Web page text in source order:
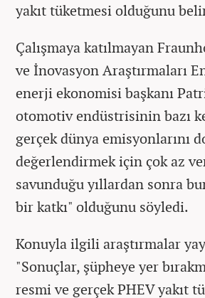
yakıt tüketmesi olduğunu
Çalışmaya katılmayan
ve İnovasyon Araştırmaları
enerji ekonomisi başkanı
otomotiv endüstrisinin bazı
gerçek dünya emisyonlarını
değerlendirmek için çok az
savunduğu yıllardan sonra
bir katkı" olduğunu söyledi.
Konuyla ilgili araştırmalar
"Sonuçlar, şüpheye yer
resmi ve gerçek PHEV yakıt